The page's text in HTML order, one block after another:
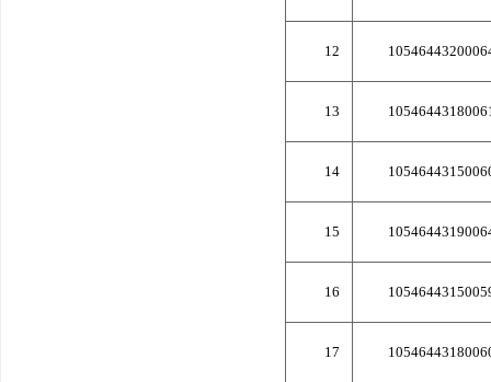
12
13
14
15
16
17